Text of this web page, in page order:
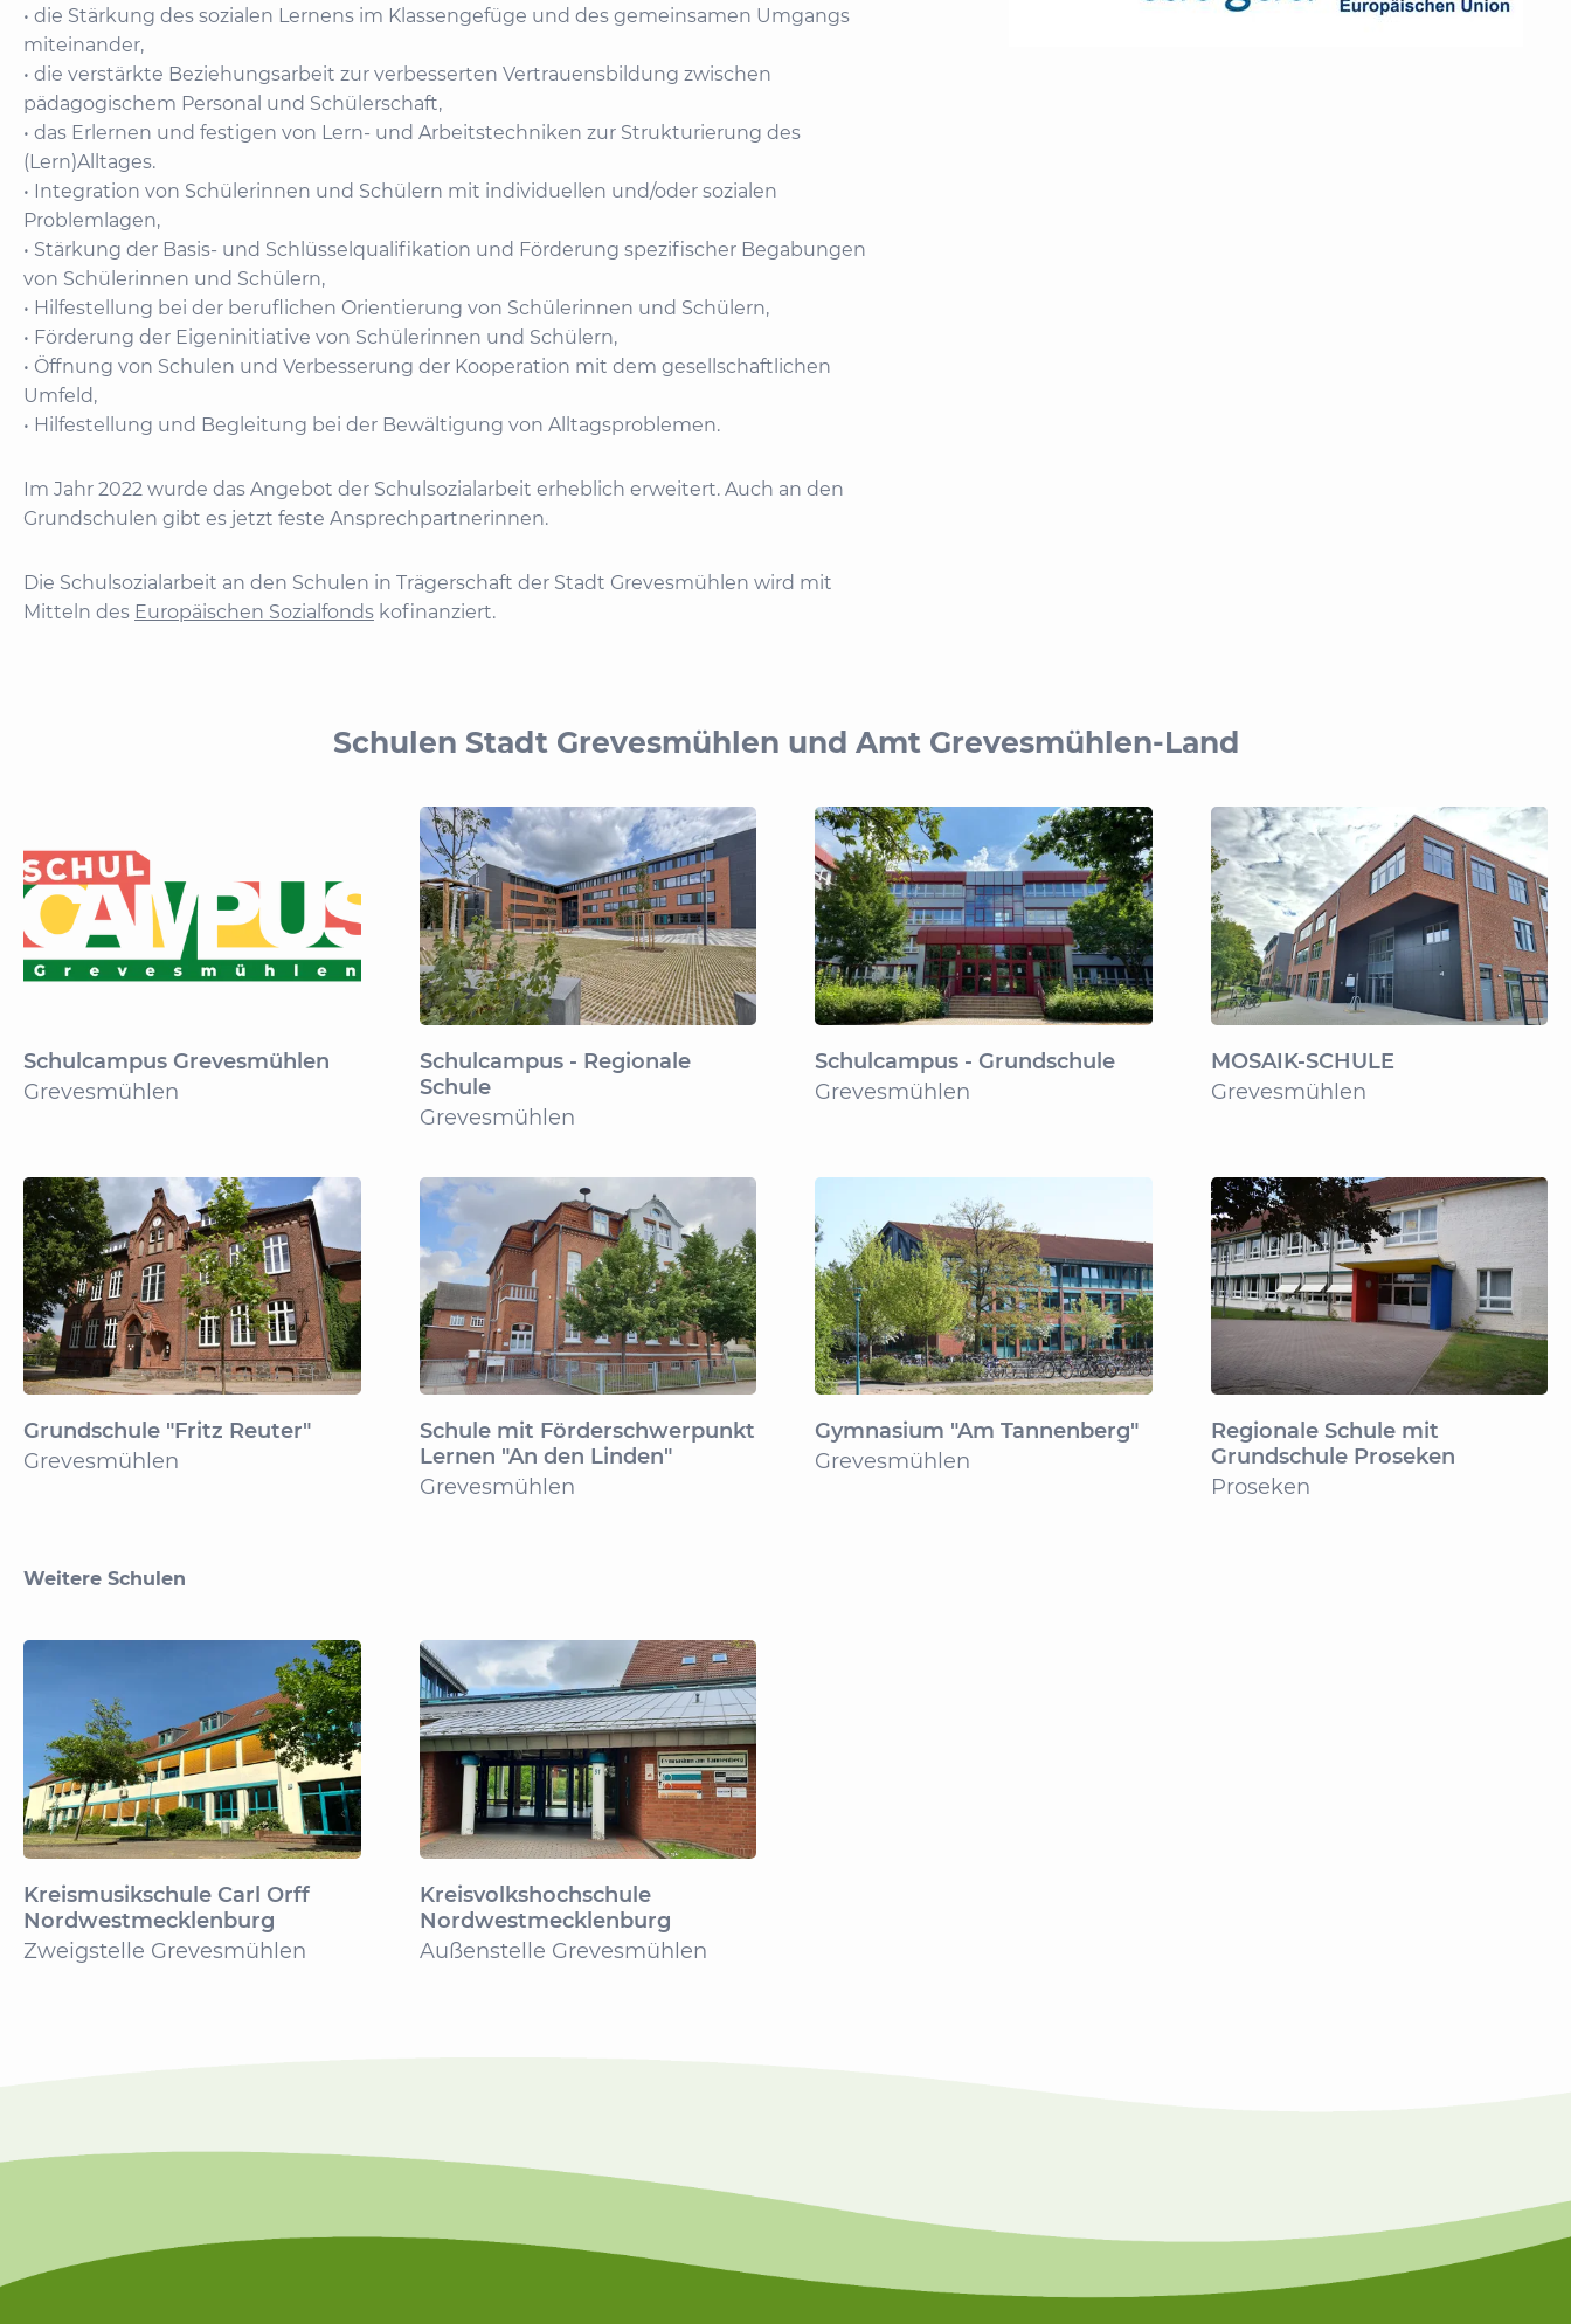
• die Stärkung des sozialen Lernens im Klassengefüge und des gemeinsamen Umgangs
miteinander,
• die verstärkte Beziehungsarbeit zur verbesserten Vertrauensbildung zwischen
pädagogischem Personal und Schülerschaft,
• das Erlernen und festigen von Lern- und Arbeitstechniken zur Strukturierung des
(Lern)Alltages.
• Integration von Schülerinnen und Schülern mit individuellen und/oder sozialen
Problemlagen,
• Stärkung der Basis- und Schlüsselqualifikation und Förderung spezifischer Begabungen
von Schülerinnen und Schülern,
• Hilfestellung bei der beruflichen Orientierung von Schülerinnen und Schülern,
• Förderung der Eigeninitiative von Schülerinnen und Schülern,
• Öffnung von Schulen und Verbesserung der Kooperation mit dem gesellschaftlichen
Umfeld,
• Hilfestellung und Begleitung bei der Bewältigung von Alltagsproblemen.
Im Jahr 2022 wurde das Angebot der Schulsozialarbeit erheblich erweitert. Auch an den
Grundschulen gibt es jetzt feste Ansprechpartnerinnen.
Die Schulsozialarbeit an den Schulen in Trägerschaft der Stadt Grevesmühlen wird mit
Mitteln des Europäischen Sozialfonds kofinanziert.
Schulen Stadt Grevesmühlen und Amt Grevesmühlen-Land
Schulcampus Grevesmühlen
Grevesmühlen
Schulcampus - Regionale
Schule
Grevesmühlen
Schulcampus - Grundschule
Grevesmühlen
MOSAIK-SCHULE
Grevesmühlen
Grundschule "Fritz Reuter"
Grevesmühlen
Schule mit Förderschwerpunkt
Lernen "An den Linden"
Grevesmühlen
Gymnasium "Am Tannenberg"
Grevesmühlen
Regionale Schule mit
Grundschule Proseken
Proseken
Weitere Schulen
Kreismusikschule Carl Orff
Nordwestmecklenburg
Zweigstelle Grevesmühlen
Kreisvolkshochschule
Nordwestmecklenburg
Außenstelle Grevesmühlen